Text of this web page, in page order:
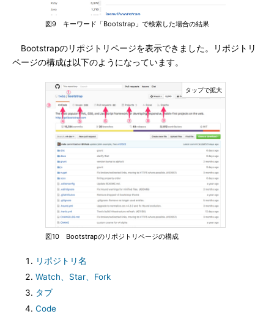
図9 キーワード「Bootstrap」で検索した場合の結果
Bootstrapのリポジトリページを表示できました。リポジトリ
ページの構成は以下のようになっています。
図10 Bootstrapのリポジトリページの構成
リポジトリ名
Watch、Star、Fork
タブ
Code